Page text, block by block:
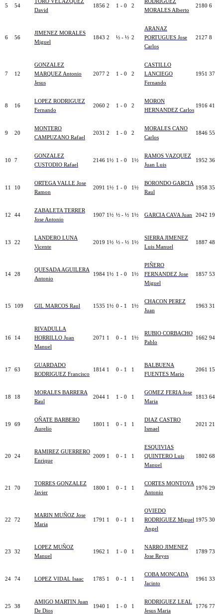
5 54
TORO VELAZQUEZ
David
1856 2 1 - 0 2
RODRIGUEZ
MORALES Alberto
2180 6
6 56
JIMENEZ MORALES
Miguel
1843 2 ½ - ½ 2
ARANAZ
PORTUGUES Jose
Carlos
2127 8
7 12
GONZALEZ
MARQUEZ Antonio
Jesus
2077 2 1 - 0 2
CASTILLO
LANCIEGO
Fernando
1951 37
8 16
LOPEZ RODRIGUEZ
Fernando
2060 2 1 - 0 2
MORON
HERNANDEZ Carlos
1916 41
9 20
MONTERO
CAMPUZANO Rafael
2031 2 1 - 0 2
MORALES CANO
Carlos
1846 55
10 7
GONZALEZ
CUSTODIO Rafael
2146 1½ 1 - 0 1½
RAMOS VAZQUEZ
Juan Luis
1952 36
11 10
ORTEGA VALLE Jose
Ramon
2091 1½ 1 - 0 1½
BORONDO GARCIA
Raul
1958 35
12 44
ZABALETA TERRER
Jose Antonio
1907 1½ ½ - ½ 1½ GARCIA CAVA Juan 2042 19
13 22
LANDERO LUNA
Vicente
2019 1½ ½ - ½ 1½
SIERRA JIMENEZ
Luis Manuel
1887 48
14 28
QUESADA AGUILERA
Antonio
1984 1½ 1 - 0 1½
PIÑERO
FERNANDEZ Jose
Miguel
1857 53
15 109 GIL MARCOS Raul 1535 1½ 0 - 1 1½
CHACON PEREZ
Juan
1963 31
16 14
RIVADULLA
HORRILLO Juan
Manuel
2071 1 0 - 1 1½
RUBIO CORBACHO
Pablo
1662 94
17 63
GUARDADO
RODRIGUEZ Francisco
1814 1 0 - 1 1
BALBUENA
FUENTES Mario
2061 15
18 18
MORALES BARRERA
Raul
2044 1 1 - 0 1
GOMEZ FERIA Jose
Maria
1813 64
19 69
OÑATE BARBERO
Aurelio
1801 1 0 - 1 1
DIAZ CASTRO
Ismael
2021 21
20 24
RAMIREZ GUERRERO
Enrique
2009 1 0 - 1 1
ESQUIVIAS
QUINTERO Luis
Manuel
1802 68
21 70
TORRES GONZALEZ
Javier
1800 1 0 - 1 1
CORTES MONTOYA
Antonio
1976 29
22 72
MARIN MUÑOZ Jose
Maria
1791 1 0 - 1 1
OVIEDO
RODRIGUEZ Miguel
Angel
1975 30
23 32
LOPEZ MUÑOZ
Manuel
1962 1 1 - 0 1
NARRO JIMENEZ
Jose Reyes
1789 73
24 74 LOPEZ VIDAL Isaac 1785 1 0 - 1 1
COBA MONCADA
Jacinto
1961 33
25 38
AMIGO MARTIN Juan
De Dios
1940 1 1 - 0 1
RODRIGUEZ LEAL
Jesus Maria
1776 77